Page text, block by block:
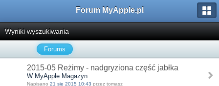
Forum MyApple.pl
Wyniki wyszukiwania
Forums
2015-05 Reżimy - nadgryziona część jabłka
W MyApple Magazyn
Napisano 21 sie 2015 10:43 przez tomasz